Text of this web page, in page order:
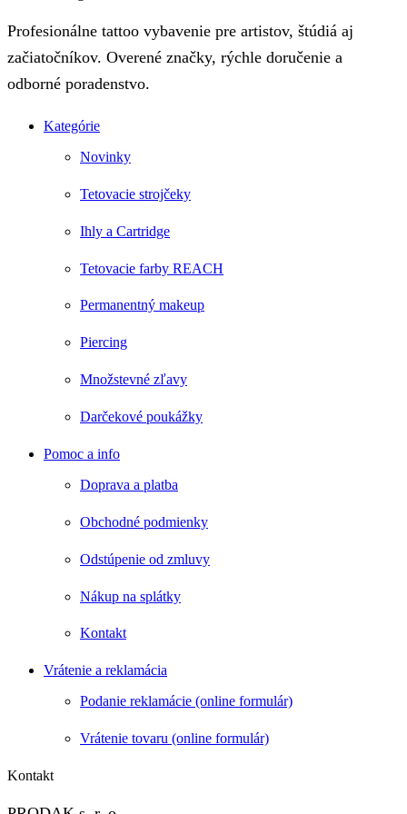
Profesionálne tattoo vybavenie pre artistov, štúdiá aj
začiatočníkov. Overené značky, rýchle doručenie a
odborné poradenstvo.
Kategórie
Novinky
Tetovacie strojčeky
Ihly a Cartridge
Tetovacie farby REACH
Permanentný makeup
Piercing
Množstevné zľavy
Darčekové poukážky
Pomoc a info
Doprava a platba
Obchodné podmienky
Odstúpenie od zmluvy
Nákup na splátky
Kontakt
Vrátenie a reklamácia
Podanie reklamácie (online formulár)
Vrátenie tovaru (online formulár)
Kontakt